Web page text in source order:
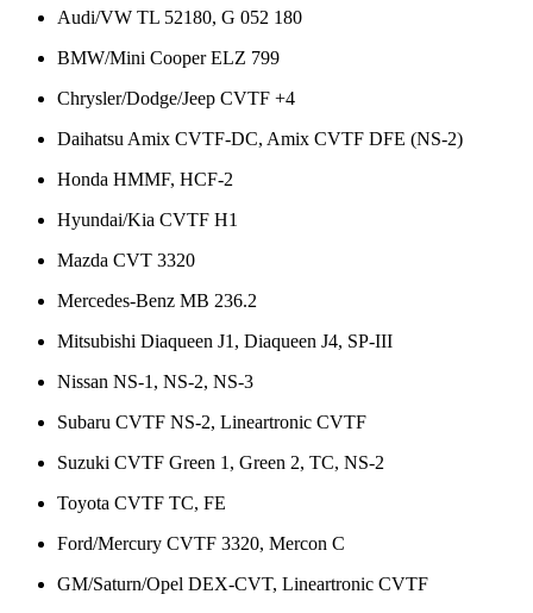
Audi/VW TL 52180, G 052 180
BMW/Mini Cooper ELZ 799
Chrysler/Dodge/Jeep CVTF +4
Daihatsu Amix CVTF-DC, Amix CVTF DFE (NS-2)
Honda HMMF, HCF-2
Hyundai/Kia CVTF H1
Mazda CVT 3320
Mercedes-Benz MB 236.2
Mitsubishi Diaqueen J1, Diaqueen J4, SP-III
Nissan NS-1, NS-2, NS-3
Subaru CVTF NS-2, Lineartronic CVTF
Suzuki CVTF Green 1, Green 2, TC, NS-2
Toyota CVTF TC, FE
Ford/Mercury CVTF 3320, Mercon C
GM/Saturn/Opel DEX-CVT, Lineartronic CVTF